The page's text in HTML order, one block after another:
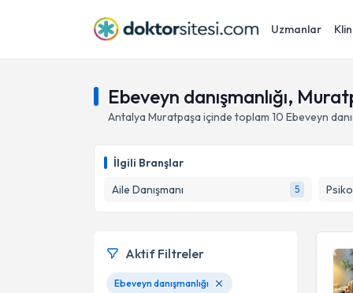
Uzmanlar
Ebeveyn danışmanlığı,
Antalya Muratpaşa içinde toplam 10 Ebeveyn
İlgili Branşlar
Aile Danışmanı
5
Aktif Filtreler
Ebeveyn danışmanlığı